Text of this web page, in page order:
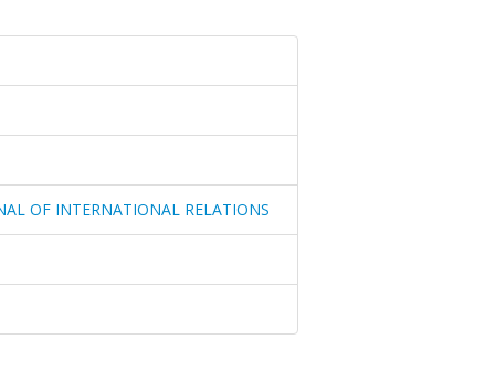
OF INTERNATIONAL RELATIONS